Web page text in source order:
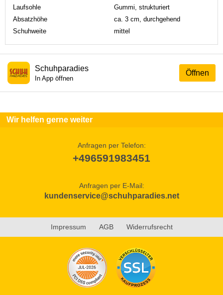
Laufsohle
Gummi, strukturiert
Absatzhöhe
ca. 3 cm, durchgehend
Schuhweite
mittel
Öffnen
Schuhparadies
In App öffnen
Wir helfen gerne weiter
Anfragen per Telefon:
+496591983451
Anfragen per E-Mail:
kundenservice@schuhparadies.net
Impressum AGB Widerrufsrecht